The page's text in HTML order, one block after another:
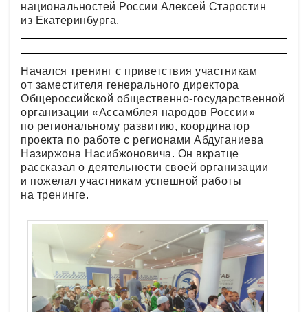
национальностей России Алексей Старостин
из Екатеринбурга.
Начался тренинг с приветствия участникам
от заместителя генерального директора
Общероссийской общественно-государственной
организации «Ассамблея народов России»
по региональному развитию, координатор
проекта по работе с регионами Абдуганиева
Назиржона Насибжоновича. Он вкратце
рассказал о деятельности своей организации
и пожелал участникам успешной работы
на тренинге.